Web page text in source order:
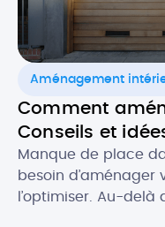
Aménagement
Comment
Conseils et
Manque de place
besoin
l’optimiser. Au-delà